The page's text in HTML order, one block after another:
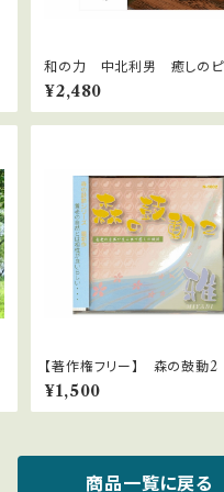
和の力 中北利男 癒しのピ
ノ 著作権フリー jasrac申
要
¥2,480
【著作権フリー】 森の鼓動2
雅 中北利男 WAVファイル
ンロード版
¥1,500
商品一覧に戻る